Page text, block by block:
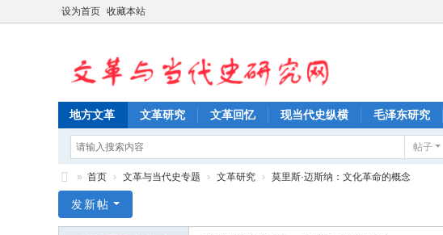
设为首页 收藏本站
地方文革 文革研究 文革回忆 现当代史纵横 毛泽东研究
帖子
革
» 首页 › 文革与当代史专题 › 文革研究 › 莫里斯·迈斯纳：文化革命的概念
发新帖